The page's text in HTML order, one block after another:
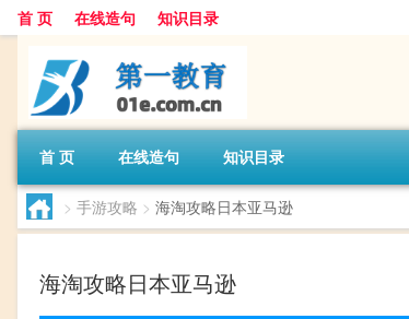
首 页 在线造句 知识目录
首 页 在线造句 知识目录
> 手游攻略 > 海淘攻略日本亚马逊
海淘攻略日本亚马逊